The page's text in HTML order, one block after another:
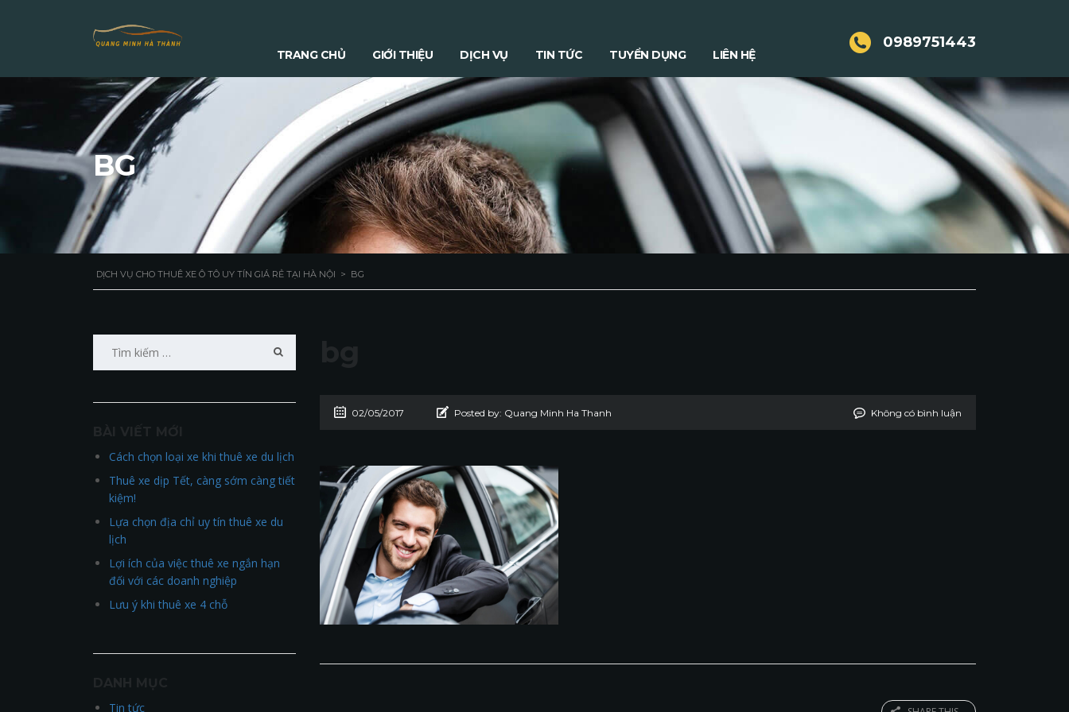
0989751443
TRANG CHỦ GIỚI THIỆU DỊCH VỤ TIN TỨC TUYỂN DỤNG LIÊN HỆ
BG
DỊCH VỤ CHO THUÊ XE Ô TÔ UY TÍN GIÁ RẺ TẠI HÀ NỘI > BG
02/05/2017 Posted by: Quang Minh Ha Thanh Không có bình luận
kiếm
Cách chọn loại xe khi thuê xe du lịch
Thuê xe dịp Tết, càng sớm càng tiết
kiệm!
Lựa chọn địa chỉ uy tín thuê xe du
lịch
Lợi ích của việc thuê xe ngắn hạn
đối với các doanh nghiệp
Lưu ý khi thuê xe 4 chỗ
Tin tức